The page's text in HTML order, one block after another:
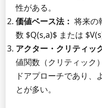
性がある。
価値ベース法： 将来の
数 $Q(s,a)$ または
アクター・クリティッ
値関数（クリティック
ドアプローチであり、
とが多い。